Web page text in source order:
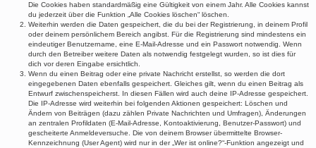
Die Cookies haben standardmäßig eine Gültigkeit von einem Jahr. Alle Cookies kannst
du jederzeit über die Funktion „Alle Cookies löschen“ löschen.
Weiterhin werden die Daten gespeichert, die du bei der Registrierung, in deinem Profil
oder deinem persönlichem Bereich angibst. Für die Registrierung sind mindestens ein
eindeutiger Benutzername, eine E-Mail-Adresse und ein Passwort notwendig. Wenn
durch den Betreiber weitere Daten als notwendig festgelegt wurden, so ist dies für
dich vor deren Eingabe ersichtlich.
Wenn du einen Beitrag oder eine private Nachricht erstellst, so werden die dort
eingegebenen Daten ebenfalls gespeichert. Gleiches gilt, wenn du einen Beitrag als
Entwurf zwischenspeicherst. In diesen Fällen wird auch deine IP-Adresse gespeichert.
Die IP-Adresse wird weiterhin bei folgenden Aktionen gespeichert: Löschen und
Ändern von Beiträgen (dazu zählen Private Nachrichten und Umfragen), Änderungen
an zentralen Profildaten (E-Mail-Adresse, Kontoaktivierung, Benutzer-Passwort) und
gescheiterte Anmeldeversuche. Die von deinem Browser übermittelte Browser-
Kennzeichnung (User Agent) wird nur in der „Wer ist online?“-Funktion angezeigt und